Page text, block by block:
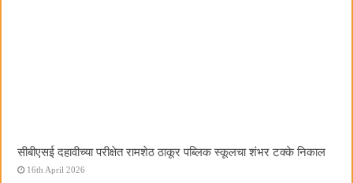
सीबीएसई दहावीच्या परीक्षेत रामशेठ ठाकूर पब्लिक स्कूलचा शंभर टक्के निकाल
16th April 2026